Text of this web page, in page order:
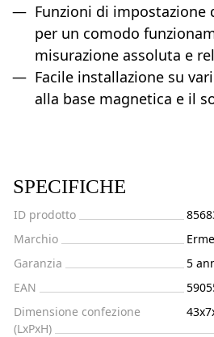
Funzioni di impostazione
per un comodo
misurazione assoluta e
Facile installazione su
alla base magnetica e il
SPECIFICHE
ID prodotto
Marchio
Garanzia
5
EAN
Dimensione confezione
(LxPxH)